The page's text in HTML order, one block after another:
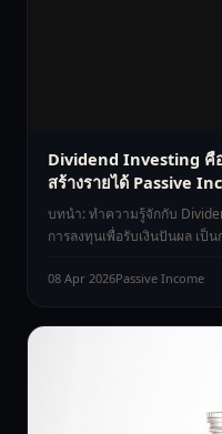
Dividend Investing คื
สร้างรายได้ Passive
บทนำ: ทำความรู้จักกับ
การลงทุนเพื่อรับเงินปันผล เป็
08 Apr 2026Passive Income